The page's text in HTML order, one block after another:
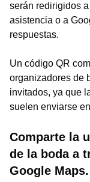
serán redirigidos
asistencia o a
respuestas.
Un código QR
organizadores de
invitados, ya que
suelen enviarse
Comparte la
de la boda a
Google Maps.